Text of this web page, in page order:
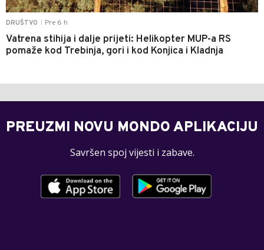
DRUŠTVO Pre 6 h
Vatrena stihija i dalje prijeti: Helikopter MUP-a RS
pomaže kod Trebinja, gori i kod Konjica i Kladnja
PREUZMI NOVU MONDO APLIKACIJU
Savršen spoj vijesti i zabave.